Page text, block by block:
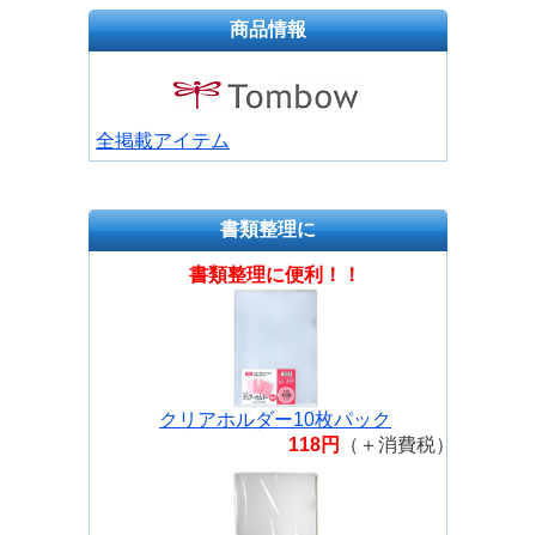
商品情報
全掲載アイテム
書類整理に
書類整理に便利！！
クリアホルダー10枚パック
118円
（＋消費税）